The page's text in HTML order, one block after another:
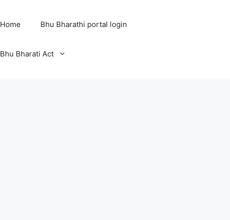
Home Bhu Bharathi portal login
Bhu Bharati Act